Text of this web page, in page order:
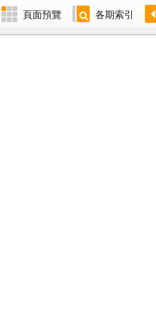
頁面預覽 各期索引